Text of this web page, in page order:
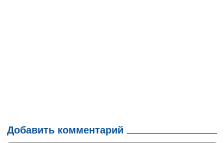
Добавить комментарий